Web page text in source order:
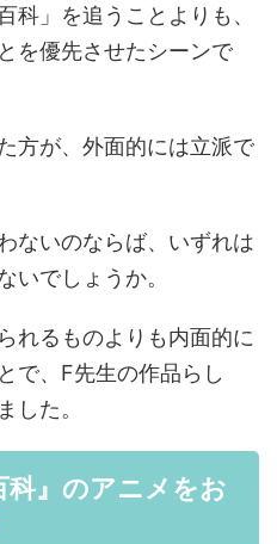
科」を追うことよりも、
を優先させたシーンで
方が、外面的には立派で
ないのならば、いずれは
いでしょうか。
れるものよりも内面的に
で、F先生の作品らし
した。
』のアニメをお